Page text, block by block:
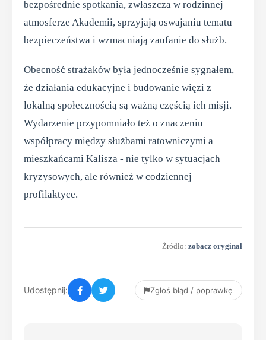
bezpośrednie spotkania, zwłaszcza w rodzinnej
atmosferze Akademii, sprzyjają oswajaniu tematu
bezpieczeństwa i wzmacniają zaufanie do służb.
Obecność strażaków była jednocześnie sygnałem,
że działania edukacyjne i budowanie więzi z
lokalną społecznością są ważną częścią ich misji.
Wydarzenie przypomniało też o znaczeniu
współpracy między służbami ratowniczymi a
mieszkańcami Kalisza - nie tylko w sytuacjach
kryzysowych, ale również w codziennej
profilaktyce.
Źródło: zobacz oryginał
Udostępnij: Zgłoś błąd / poprawkę